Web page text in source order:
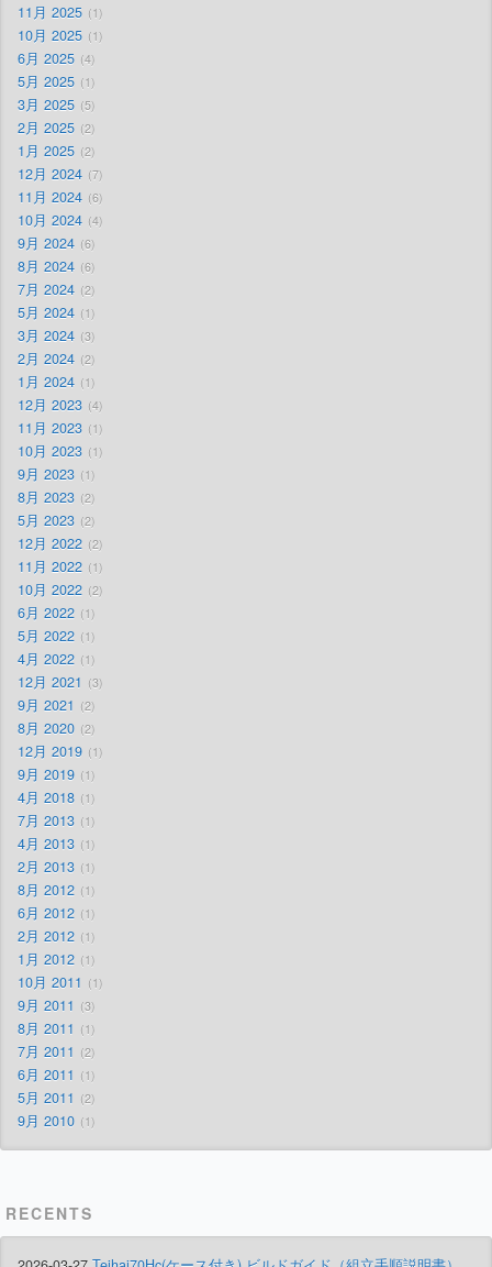
11月 2025 1
10月 2025 1
6月 2025 4
5月 2025 1
3月 2025 5
2月 2025 2
1月 2025 2
12月 2024 7
11月 2024 6
10月 2024 4
9月 2024 6
8月 2024 6
7月 2024 2
5月 2024 1
3月 2024 3
2月 2024 2
1月 2024 1
12月 2023 4
11月 2023 1
10月 2023 1
9月 2023 1
8月 2023 2
5月 2023 2
12月 2022 2
11月 2022 1
10月 2022 2
6月 2022 1
5月 2022 1
4月 2022 1
12月 2021 3
9月 2021 2
8月 2020 2
12月 2019 1
9月 2019 1
4月 2018 1
7月 2013 1
4月 2013 1
2月 2013 1
8月 2012 1
6月 2012 1
2月 2012 1
1月 2012 1
10月 2011 1
9月 2011 3
8月 2011 1
7月 2011 2
6月 2011 1
5月 2011 2
9月 2010 1
RECENTS